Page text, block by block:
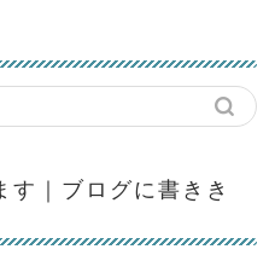
｜ブログに書きき